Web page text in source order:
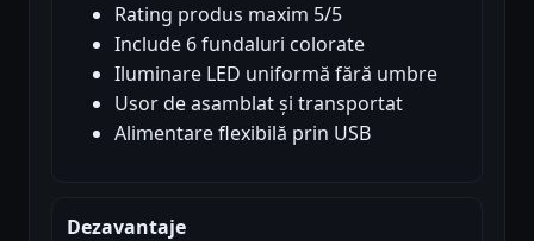
Rating produs maxim 5/5
Include 6 fundaluri colorate
Iluminare LED uniformă fără umbre
Usor de asamblat și transportat
Alimentare flexibilă prin USB
Dezavantaje